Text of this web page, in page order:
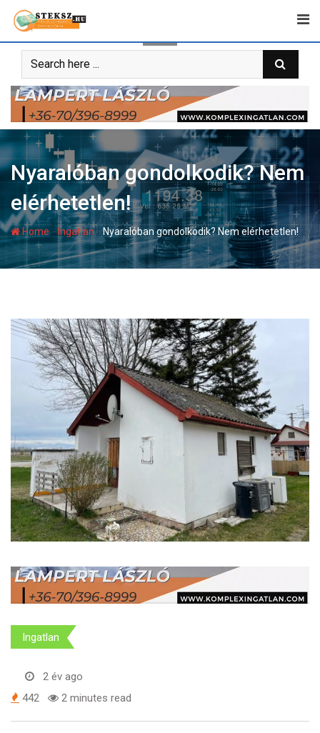
content
Nyaralóban gondolkodik? Nem
elérhetetlen!
Home -Ingatlan- Nyaralóban gondolkodik? Nem elérhetetlen!
Ingatlan
2 év ago
442
2 minutes read